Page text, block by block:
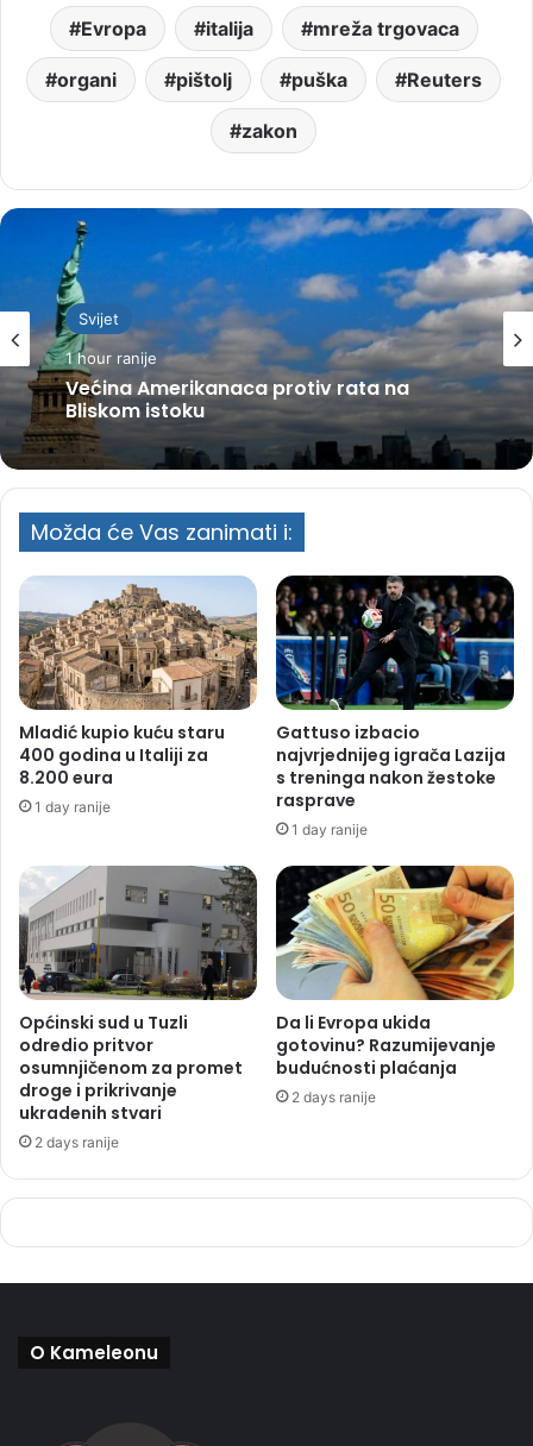
Evropa italija mreža trgovaca
organi pištolj puška Reuters
zakon
Svijet
1 hour ranije
Većina Amerikanaca protiv rata na
Bliskom istoku
Možda će Vas zanimati i:
Mladić kupio kuću staru
400 godina u Italiji za
8.200 eura
1 day ranije
Gattuso izbacio
najvrjednijeg igrača Lazija
s treninga nakon žestoke
rasprave
1 day ranije
Općinski sud u Tuzli
odredio pritvor
osumnjičenom za promet
droge i prikrivanje
ukradenih stvari
2 days ranije
Da li Evropa ukida
gotovinu? Razumijevanje
budućnosti plaćanja
2 days ranije
O Kameleonu